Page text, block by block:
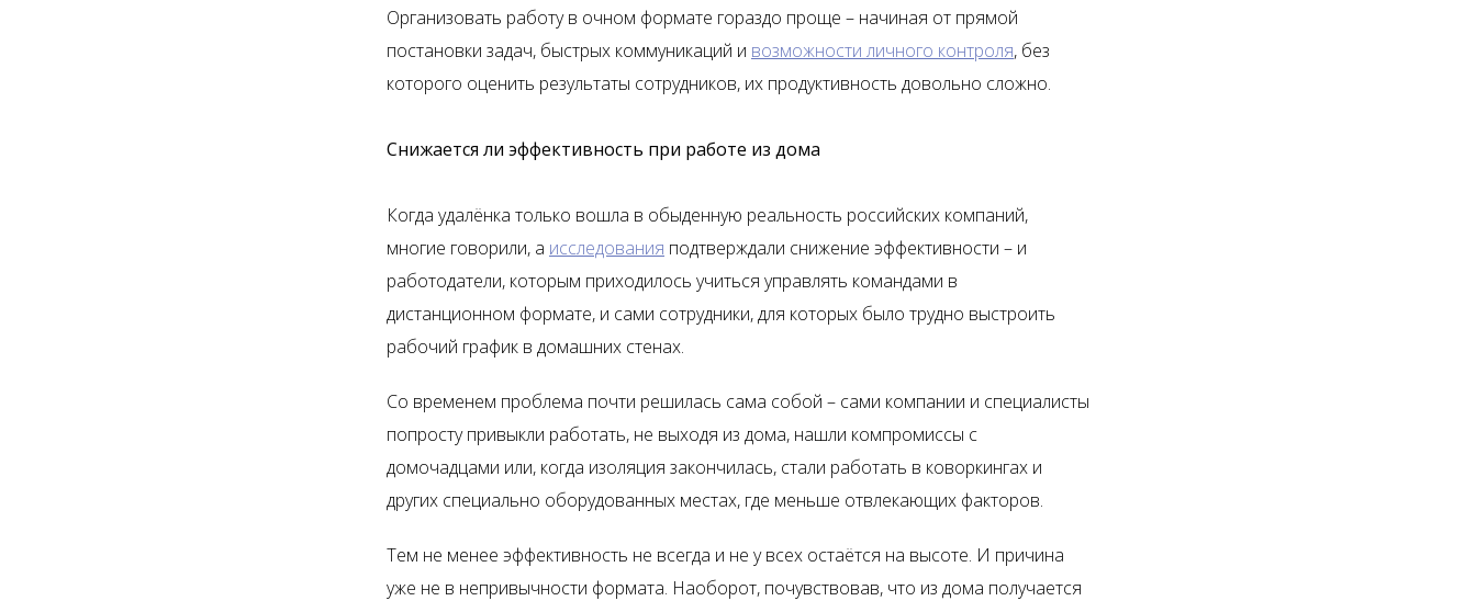
Организовать работу в очном формате гораздо проще – начиная от прямой
постановки задач, быстрых коммуникаций и возможности личного контроля, без
которого оценить результаты сотрудников, их продуктивность довольно сложно.
Снижается ли эффективность при работе из дома
Когда удалёнка только вошла в обыденную реальность российских компаний,
многие говорили, а исследования подтверждали снижение эффективности – и
работодатели, которым приходилось учиться управлять командами в
дистанционном формате, и сами сотрудники, для которых было трудно выстроить
рабочий график в домашних стенах.
Со временем проблема почти решилась сама собой – сами компании и специалисты
попросту привыкли работать, не выходя из дома, нашли компромиссы с
домочадцами или, когда изоляция закончилась, стали работать в коворкингах и
других специально оборудованных местах, где меньше отвлекающих факторов.
Тем не менее эффективность не всегда и не у всех остаётся на высоте. И причина
уже не в непривычности формата. Наоборот, почувствовав, что из дома получается